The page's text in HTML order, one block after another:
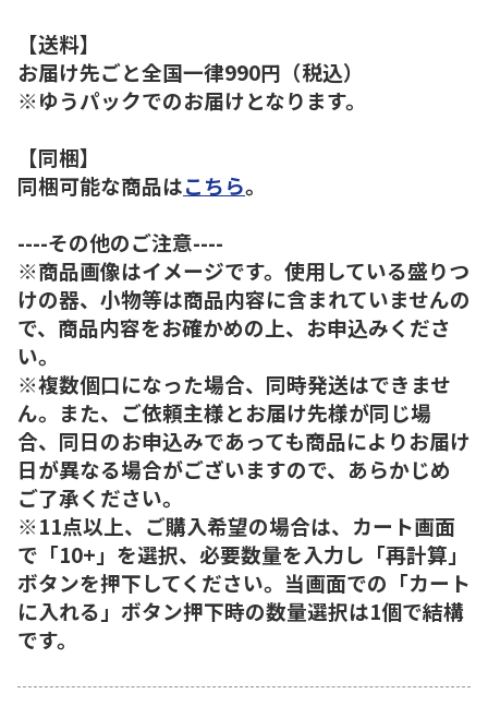
【送料】
お届け先ごと全国一律990円（税込）
※ゆうパックでのお届けとなります。
【同梱】
同梱可能な商品はこちら。
----その他のご注意----
※商品画像はイメージです。使用している盛りつ
けの器、小物等は商品内容に含まれていませんの
で、商品内容をお確かめの上、お申込みくださ
い。
※複数個口になった場合、同時発送はできませ
ん。また、ご依頼主様とお届け先様が同じ場
合、同日のお申込みであっても商品によりお届け
日が異なる場合がございますので、あらかじめ
ご了承ください。
※11点以上、ご購入希望の場合は、カート画面
で「10+」を選択、必要数量を入力し「再計算」
ボタンを押下してください。当画面での「カート
に入れる」ボタン押下時の数量選択は1個で結構
です。